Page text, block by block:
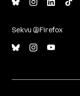
Sekvu @Firefox